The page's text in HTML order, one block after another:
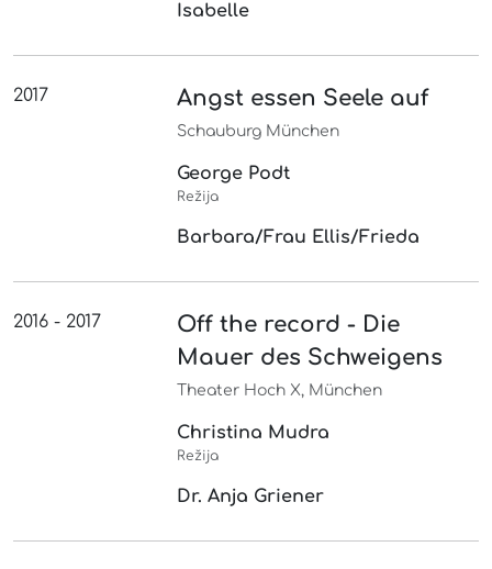
Isabelle
2017 Angst essen Seele auf
Schauburg München
George Podt
Režija
Barbara/Frau Ellis/Frieda
2016 - 2017
Off the record - Die
Mauer des Schweigens
Theater Hoch X, München
Christina Mudra
Režija
Dr. Anja Griener